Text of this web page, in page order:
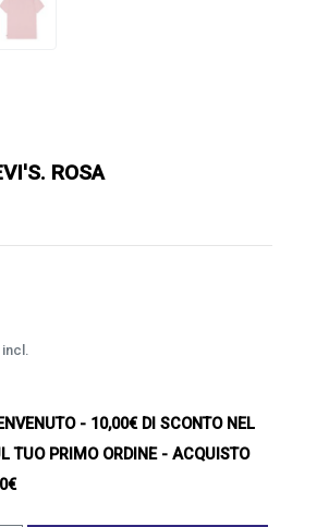
ROSA
incl.
- 10,00€ DI SCONTO NEL
TUO PRIMO ORDINE - ACQUISTO